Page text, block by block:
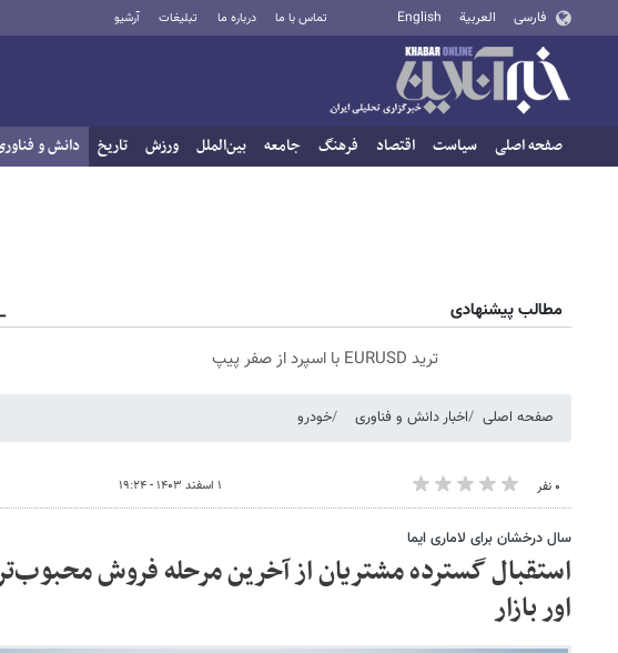
فارسی العربية English تماس با ما درباره ما تبلیغات آرشیو
صفحه اصلی سیاست اقتصاد فرهنگ جامعه بین‌الملل ورزش تاریخ دانش و
مطالب پیشنهادی
ترید EURUSD با اسپرد از صفر پیپ
صفحه اصلی اخبار دانش و فناوری خودرو
۰ نفر ۱ اسفند ۱۴۰۳ - ۱۹:۲۴
سال درخشان برای لاماری ایما
استقبال گسترده مشتریان از آخرین مرحله فروش
اور بازار